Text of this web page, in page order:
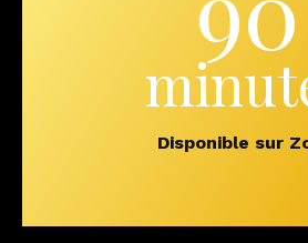
Disponible sur